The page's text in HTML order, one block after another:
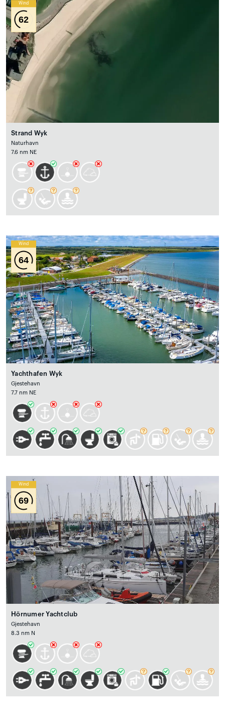
Wind
62
Strand Wyk
Naturhavn
7.6 nm NE
Wind
64
Yachthafen Wyk
Gjestehavn
7.7 nm NE
Wind
69
Hörnumer Yachtclub
Gjestehavn
8.3 nm N